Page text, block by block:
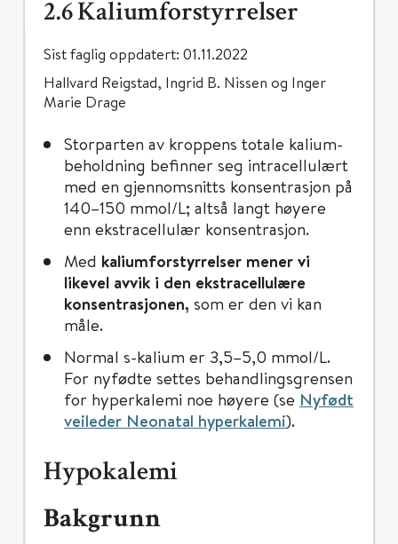
2.6 Kaliumforstyrrelser
Sist faglig oppdatert: 01.11.2022
Hallvard Reigstad, Ingrid B. Nissen og Inger
Marie Drage
Storparten av kroppens totale kalium-
beholdning befinner seg intracellulært
med en gjennomsnitts konsentrasjon på
140–150 mmol/L; altså langt høyere
enn ekstracellulær konsentrasjon.
Med kaliumforstyrrelser mener vi
likevel avvik i den ekstracellulære
konsentrasjonen, som er den vi kan
måle.
Normal s-kalium er 3,5–5,0 mmol/L.
For nyfødte settes behandlingsgrensen
for hyperkalemi noe høyere (se Nyfødt
veileder Neonatal hyperkalemi).
Hypokalemi
Bakgrunn